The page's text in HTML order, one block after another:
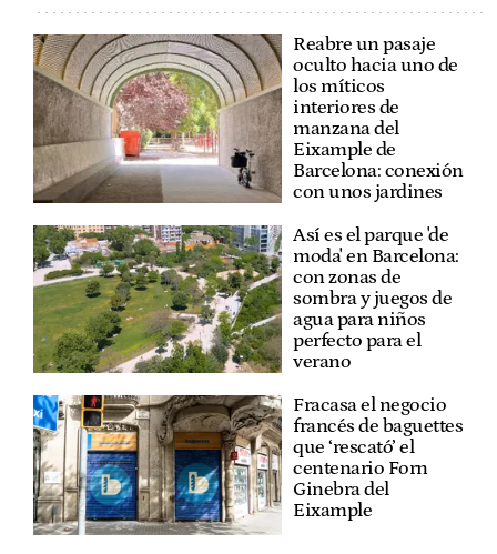
Reabre un pasaje
oculto hacia uno de
los míticos
interiores de
manzana del
Eixample de
Barcelona: conexión
con unos jardines
Así es el parque 'de
moda' en Barcelona:
con zonas de
sombra y juegos de
agua para niños
perfecto para el
verano
Fracasa el negocio
francés de baguettes
que ‘rescató’ el
centenario Forn
Ginebra del
Eixample